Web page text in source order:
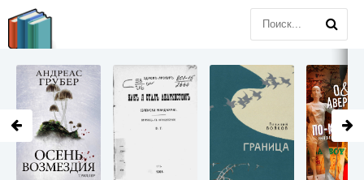
LITMIR.ORG